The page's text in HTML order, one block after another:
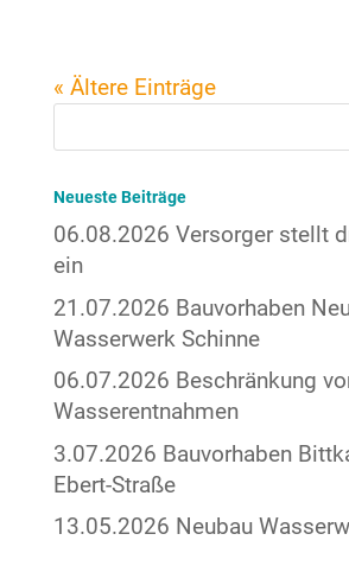
« Ältere Einträge
Neueste Beiträge
06.08.2026 Versorger stellt
ein
21.07.2026 Bauvorhaben
Wasserwerk Schinne
06.07.2026 Beschränkung
Wasserentnahmen
3.07.2026 Bauvorhaben
Ebert-Straße
13.05.2026 Neubau